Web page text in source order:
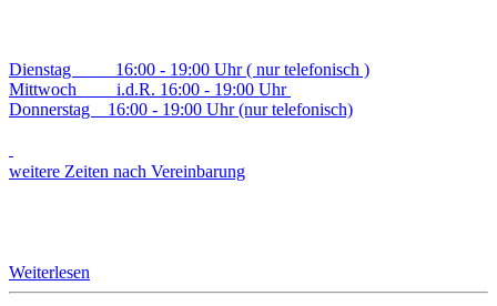
Dienstag 16:00 - 19:00 Uhr ( nur telefonisch )
Mittwoch i.d.R. 16:00 - 19:00 Uhr
Donnerstag 16:00 - 19:00 Uhr (nur telefonisch)
weitere Zeiten nach Vereinbarung
Weiterlesen